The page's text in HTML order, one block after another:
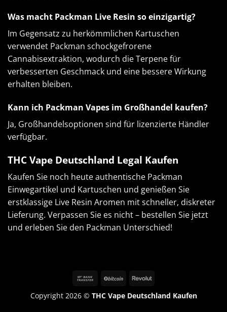
Was macht Packman Live Resin so einzigartig?
Im Gegensatz zu herkömmlichen Kartuschen
verwendet Packman schockgefrorene
Cannabisextraktion, wodurch die Terpene für
verbesserten Geschmack und eine bessere Wirkung
erhalten bleiben.
Kann ich Packman Vapes im Großhandel kaufen?
Ja, Großhandelsoptionen sind für lizenzierte Händler
verfügbar.
THC Vape Deutschland Legal Kaufen
Kaufen Sie noch heute authentische Packman
Einwegartikel und Kartuschen und genießen Sie
erstklassige Live Resin Aromen mit schneller, diskreter
Lieferung. Verpassen Sie es nicht – bestellen Sie jetzt
und erleben Sie den Packman Unterschied!
Copyright 2026 © THC Vape Deutschland Kaufen